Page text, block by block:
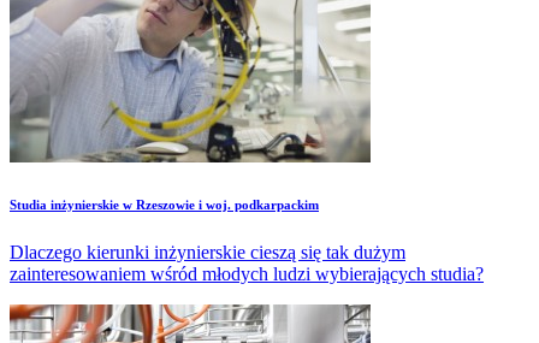
Studia inżynierskie w Rzeszowie i woj. podkarpackim
Dlaczego kierunki inżynierskie cieszą się tak dużym
zainteresowaniem wśród młodych ludzi wybierających studia?